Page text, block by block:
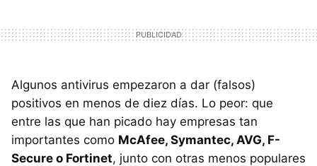
Algunos antivirus empezaron a dar (falsos)
positivos en menos de diez días. Lo peor: que
entre las que han picado hay empresas tan
importantes como McAfee, Symantec, AVG, F-
Secure o Fortinet, junto con otras menos populares